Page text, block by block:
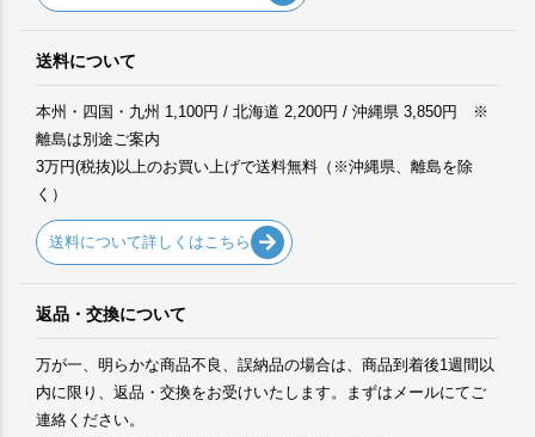
送料について
本州・四国・九州 1,100円 / 北海道 2,200円 / 沖縄県 3,850円 ※
離島は別途ご案内
3万円(税抜)以上のお買い上げで送料無料（※沖縄県、離島を除
く）
送料について詳しくはこちら
返品・交換について
万が一、明らかな商品不良、誤納品の場合は、商品到着後1週間以
内に限り、返品・交換をお受けいたします。まずはメールにてご
連絡ください。